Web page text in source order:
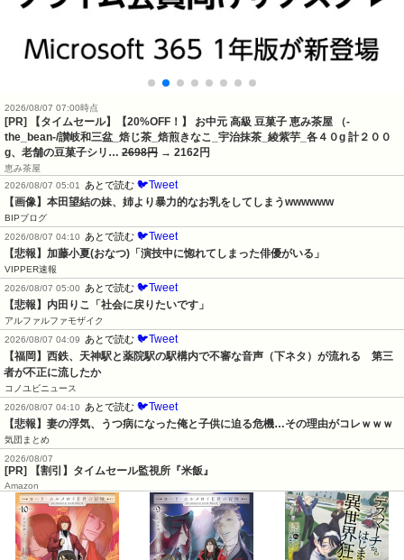
2026/08/07 07:00時点
[PR] 【タイムセール】【20%OFF！】 お中元 高級 豆菓子 恵み茶屋 （-
the_bean-/讃岐和三盆_焙じ茶_焙煎きなこ_宇治抹茶_綾紫芋_各４０g 計２００
g、老舗の豆菓子シリ… 2698円 → 2162円
恵み茶屋
2026/08/07 05:01
あとで読む 🐦Tweet
【画像】本田望結の妹、姉より暴力的なお乳をしてしまうwwwwww
BIPブログ
2026/08/07 04:10
あとで読む 🐦Tweet
【悲報】加藤小夏(おなつ)「演技中に惚れてしまった俳優がいる」
VIPPER速報
2026/08/07 05:00
あとで読む 🐦Tweet
【悲報】内田りこ「社会に戻りたいです」
アルファルファモザイク
2026/08/07 04:09
あとで読む 🐦Tweet
【福岡】西鉄、天神駅と薬院駅の駅構内で不審な音声（下ネタ）が流れる　第三
者が不正に流したか
コノユビニュース
2026/08/07 04:10
あとで読む 🐦Tweet
【悲報】妻の浮気、うつ病になった俺と子供に迫る危機…その理由がコレｗｗｗ
気団まとめ
2026/08/07
[PR] 【割引】タイムセール監視所『米飯』
Amazon